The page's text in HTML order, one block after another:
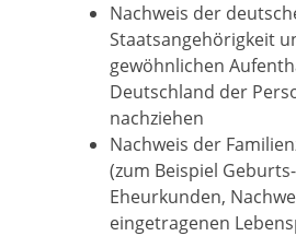
Nachweis der
Staatsangehörigkeit
gewöhnlichen
Deutschland der
nachziehen
Nachweis der
(zum Beispiel
Eheurkunden,
eingetragenen